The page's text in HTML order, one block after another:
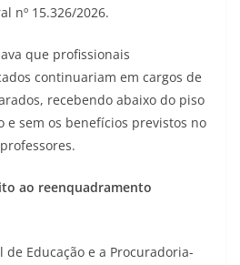
nº 15.326/2026.
que profissionais
continuariam em cargos de
recebendo abaixo do piso
e sem os benefícios previstos no
ao reenquadramento
Educação e a Procuradoria-